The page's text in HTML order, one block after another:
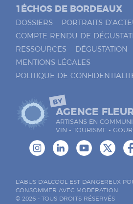
1ÉCHOS DE BORDEAUX
DOSSIERS PORTRAITS
COMPTE RENDU DE
RESSOURCES
DÉGUSTATION
MENTIONS LÉGALES
POLITIQUE DE
BY
AGENCE
ARTISANS EN
VIN - TOURISME -
L'ABUS D'ALCOOL EST DANGEREUX
CONSOMMER AVEC MODÉRATION..
© 2026 - TOUS DROITS RÉSERVÉS